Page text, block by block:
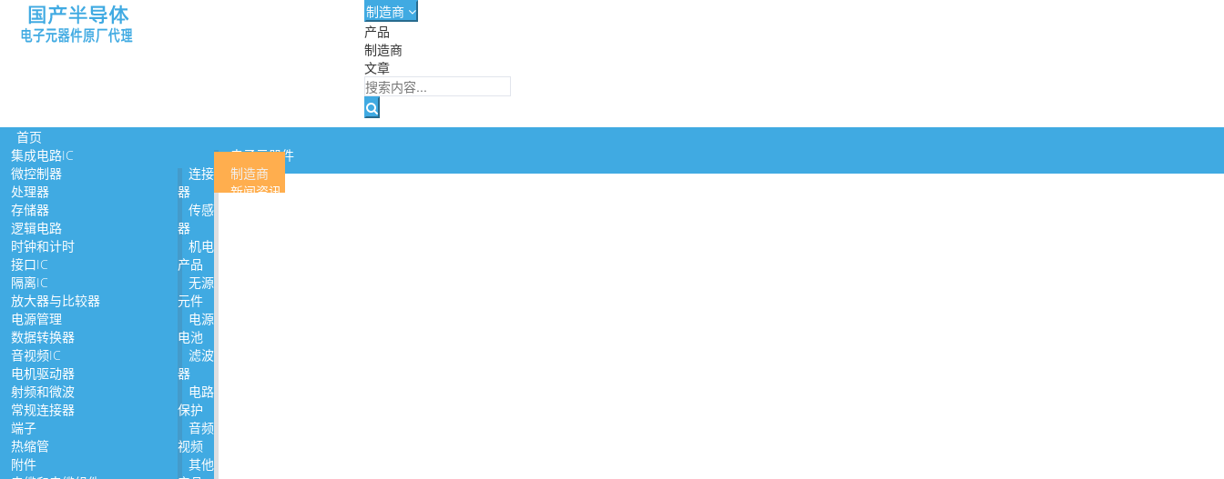
制造商
产品
制造商
文章
首页
电子元器件
集成电路IC
微控制器
处理器
存储器
逻辑电路
时钟和计时
接口IC
隔离IC
放大器与比较器
电源管理
数据转换器
音视频IC
电机驱动器
射频和微波
连接
器
常规连接器
端子
热缩管
附件
传感
器
机电
产品
无源
元件
电源
电池
滤波
器
电路
保护
音频
视频
其他
制造商
新闻资讯